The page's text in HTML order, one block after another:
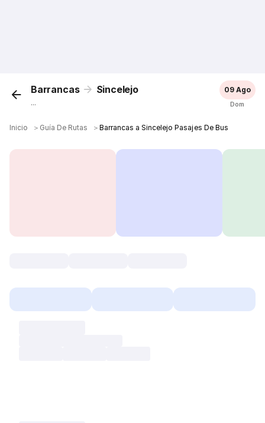
Barrancas Sincelejo
...
09 Ago
Dom
Inicio ＞ Guía De Rutas ＞Barrancas a Sincelejo Pasajes De Bus